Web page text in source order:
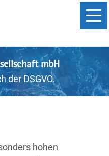
×
mbH
der DSGVO.
hohen